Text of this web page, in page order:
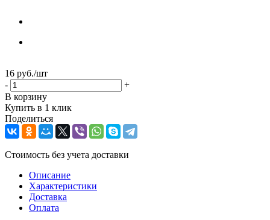
16 руб./шт
-
+
В корзину
Купить в 1 клик
Поделиться
Стоимость без учета доставки
Описание
Характеристики
Доставка
Оплата